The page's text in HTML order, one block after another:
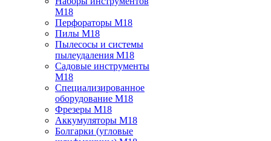
M18
Перфораторы M18
Пилы M18
Пылесосы и системы
пылеудаления M18
Садовые инструменты
M18
Специализированное
оборудование M18
Фрезеры M18
Аккумуляторы M18
Болгарки (угловые